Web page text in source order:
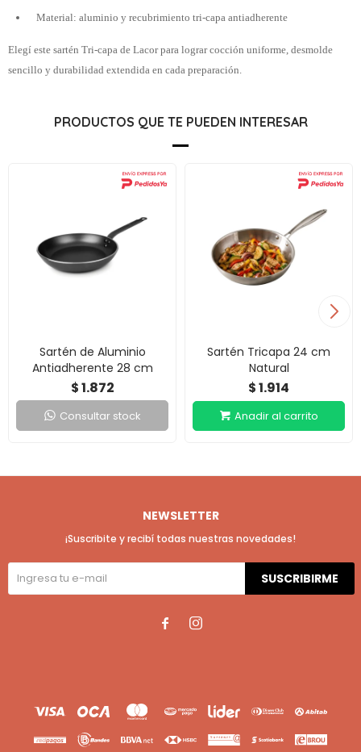
Material: aluminio y recubrimiento tri-capa antiadherente
Elegí este sartén Tri-capa de Lacor para lograr cocción uniforme, desmolde
sencillo y durabilidad extendida en cada preparación.
PRODUCTOS QUE TE PUEDEN INTERESAR
Sartén de Aluminio
Antiadherente 28 cm
$1.872
Consultar stock
Sartén Tricapa 24 cm
Natural
$1.914
NEWSLETTER
¡Suscribite y recibí todas nuestras novedades!
SUSCRIBIRME
 